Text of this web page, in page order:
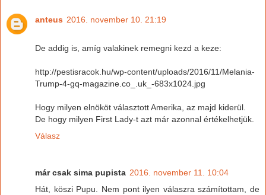
anteus 2016. november 10. 21:19
De addig is, amíg valakinek remegni kezd a keze:
http://pestisracok.hu/wp-content/uploads/2016/11/Melania-
Trump-4-gq-magazine.co_.uk_-683x1024.jpg
Hogy milyen elnököt választott Amerika, az majd kiderül.
De hogy milyen First Lady-t azt már azonnal értékelhetjük.
Válasz
már csak sima pupista 2016. november 11. 10:04
Hát, köszi Pupu. Nem pont ilyen válaszra számítottam, de